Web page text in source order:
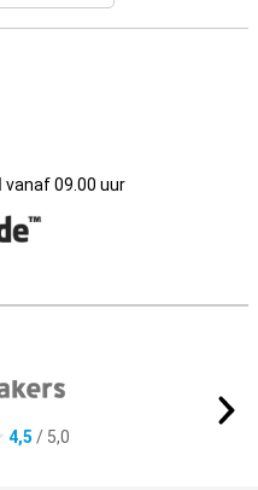
vanaf 09.00 uur
4,5 / 5,0